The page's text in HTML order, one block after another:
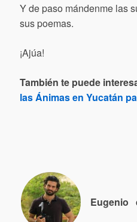
Y de paso mándenme las
sus poemas.
¡Ajúa!
También te puede
las Ánimas en Yucatán
Eugenio